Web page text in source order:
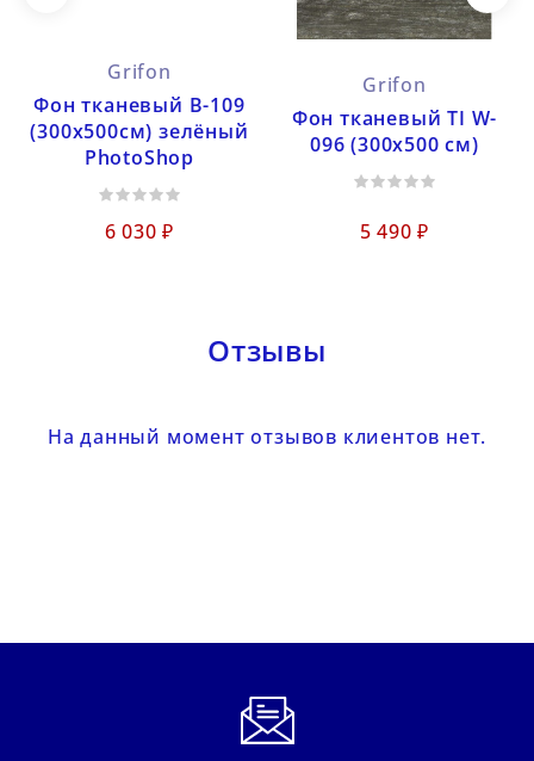
Grifon
Фон тканевый B-109
(300х500см) зелёный
PhotoShop
6 030 ₽
Grifon
Фон тканевый TI W-
096 (300х500 см)
5 490 ₽
Отзывы
На данный момент отзывов клиентов нет.